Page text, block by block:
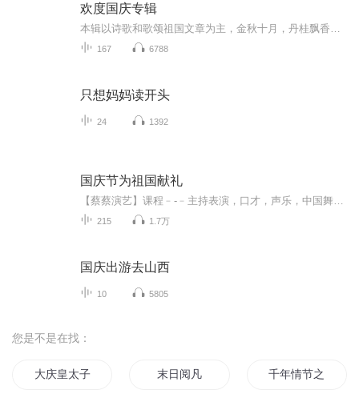
欢度国庆专辑
167 6788
只想妈妈读开头
24 1392
国庆节为祖国献礼
215 1.7万
国庆出游去山西
10 5805
您是不是在找：
大庆皇太子 末日阅凡 千年情节之三生